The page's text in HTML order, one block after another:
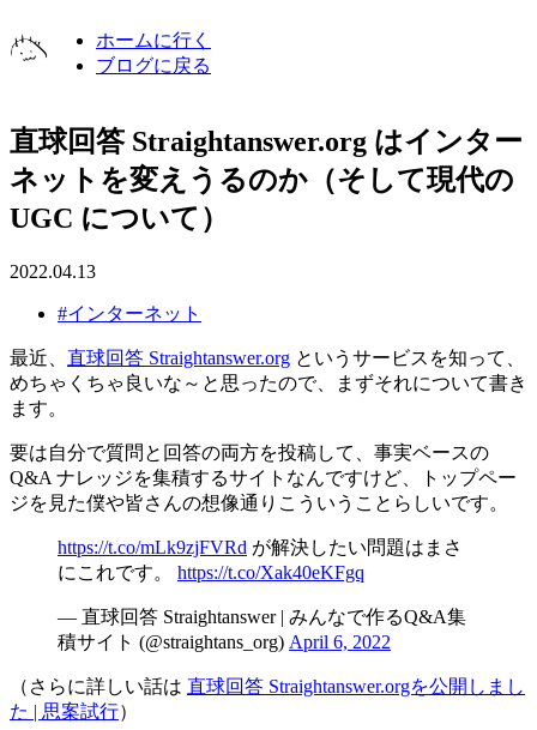
ホームに行く
ブログに戻る
直球回答 Straightanswer.org はインター
ネットを変えうるのか（そして現代の
UGC について）
2022.04.13
#インターネット
最近、 直球回答 Straightanswer.org というサービスを知って、
めちゃくちゃ良いな～と思ったので、まずそれについて書き
ます。
要は自分で質問と回答の両方を投稿して、事実ベースの
Q&A ナレッジを集積するサイトなんですけど、トップペー
ジを見た僕や皆さんの想像通りこういうことらしいです。
https://t.co/mLk9zjFVRd が解決したい問題はまさ
にこれです。 https://t.co/Xak40eKFgq
— 直球回答 Straightanswer | みんなで作るQ&A集
積サイト (@straightans_org) April 6, 2022
（さらに詳しい話は 直球回答 Straightanswer.orgを公開しまし
た | 思案試行）